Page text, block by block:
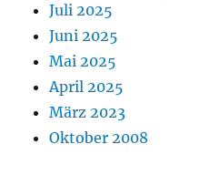
Juli 2025
Juni 2025
Mai 2025
April 2025
März 2023
Oktober 2008